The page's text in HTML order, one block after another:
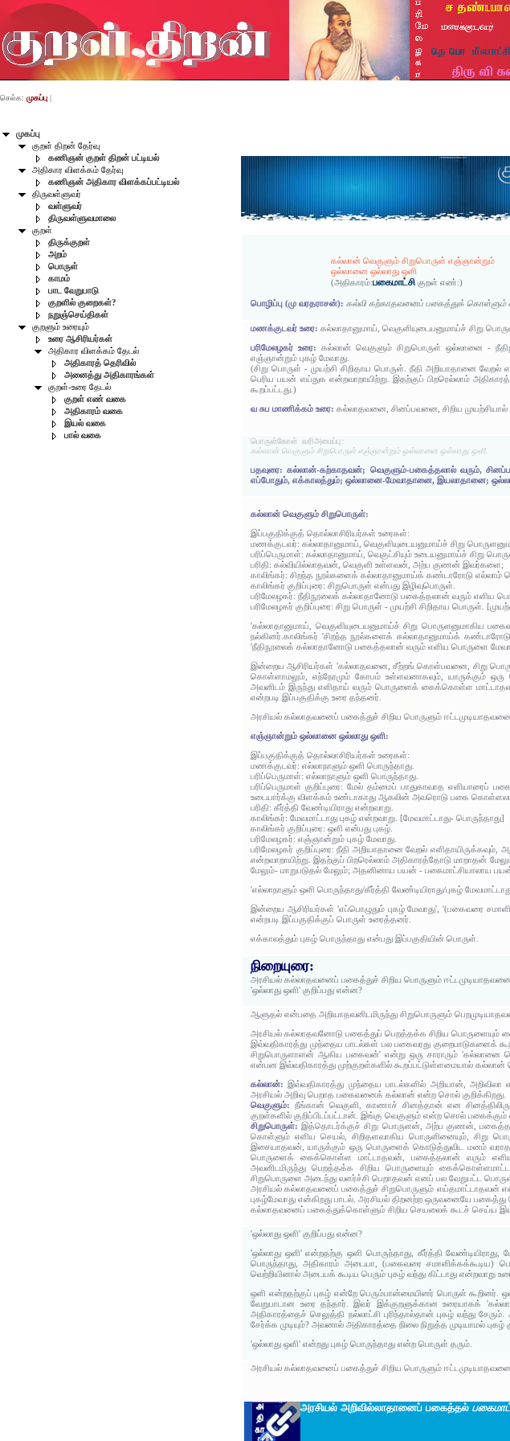
முகப்பு
குறள் திறன் தேர்வு
கணிஞன் குறள் திறன் பட்டியல்
அதிகார விளக்கம் தேர்வு
கணிஞன் அதிகார விளக்கப்பட்டியல்
திருவள்ளுவர்
வள்ளுவர்
திருவள்ளுவமாலை
குறள்
திருக்குறள்
அறம்
பொருள்
காமம்
பாட வேறுபாடு
குறளில் குறைகள்?
நறுஞ்செய்திகள்
குறளும் உரையும்
உரை ஆசிரியர்கள்
அதிகார விளக்கம் தேடல்
அதிகாரத் தெரிவில்
அனைத்து அதிகாரங்கள்
குறள்-உரை தேடல்
குறள் எண் வகை
அதிகாரம் வகை
இயல் வகை
பால் வகை
செல்க: முகப்பு |
கல்லான் வெகுளும் சிறுபொருள் எஞ்ஞான்றும்
ஒல்லானை ஒல்லாது ஒளி
(அதிகாரம்:பகைமாட்சி குறள் எண்:)
பொழிப்பு (மு வரதராசன்): கல்வி கற்காதவனைப் பகைத்துக் கொள்ளும்
மணக்குடவர் உரை:கல்லாதானுமாய், வெகுளியுடையனுமாய்ச் சிறு
பரிமேலழகர் உரை:கல்லான் வெகுளும் சிறுபொருள் ஒல்லானை -
எஞ்ஞான்றும் புகழ் மேவாது.
(சிறு பொருள் - முயற்சி சிறிதாய பொருள். நீதி அறியாதானை வேறல்
பெரிய பயன் எய்துக என்றவாறாயிற்று. இதற்குப் பிறரெல்லாம்
கூறப்பட்டது.)
வ சுப மாணிக்கம் உரை:கல்லாதவனை, சினப்பவனை, சிறிய
பொருள்கோள் வரிஅமைப்பு:
கல்லான் வெகுளும் சிறுபொருள் எஞ்ஞான்றும் ஒல்லானை ஒல்லாது ஒளி.
பதவுரை: கல்லான்-கற்காதவன்; வெகுளும்-பகைத்தலால் வரும்,
எப்போதும், எக்காலத்தும்; ஒல்லானை-மேவாதானை, இயலாதானை;
கல்லான் வெகுளும் சிறுபொருள்:
இப்பகுதிக்குத் தொல்லாசிரியர்கள் உரைகள்:
மணக்குடவர்: கல்லாதானுமாய், வெகுளியுடையனுமாய்ச் சிறு
பரிப்பெருமாள்: கல்லாதானுமாய், வெகுட்சியும் உடையனுமாய்ச் சிறு
பரிதி: கல்வியில்லாதவன், வெகுளி உள்ளவன், அற்ப குணன் இவர்களை;
காலிங்கர்: சிறந்த நூல்களைக் கல்லாதானுமாய்க் கண்டாரோடு எல்லாம்
காலிங்கர் குறிப்புரை: சிறுபொருள் என்பது இழிவுபொருள்.
பரிமேலழகர்: நீதிநூலைக் கல்லாதானோடு பகைத்தலான் வரும் எளிய
பரிமேலழகர் குறிப்புரை: சிறு பொருள் - முயற்சி சிறிதாய பொருள்.
'கல்லாதானுமாய், வெகுளியுடையனுமாய்ச் சிறு பொருளனுமாகிய
நல்கினர்.காலிங்கர் 'சிறந்த நூல்களைக் கல்லாதானுமாய்க்
'நீதிநூலைக் கல்லாதானோடு பகைத்தலான் வரும் எளிய பொருளை
இன்றைய ஆசிரியர்கள் 'கல்லாதவனை, சீற்றங் கொள்பவனை, சிறு
கொள்ளாமலும், எந்நேரமும் கோபம் உள்ளவனாகவும், யாருக்கும்
அவனிடம் இருந்து எளிதாய் வரும் பொருளைக் கைக்கொள்ள
என்றபடி இப்பகுதிக்கு உரை தந்தனர்.
அரசியல் கல்லாதவனைப் பகைத்துச் சிறிய பொருளும்
எஞ்ஞான்றும் ஒல்லானை ஒல்லாது ஒளி:
இப்பகுதிக்குத் தொல்லாசிரியர்கள் உரைகள்:
மணக்குடவர்: எல்லாநாளும் ஒளி பொருந்தாது.
பரிப்பெருமாள்: எல்லாநாளும் ஒளி பொருந்தாது.
பரிப்பெருமாள் குறிப்புரை: மேல் தம்மைப் பாதுகாவாத
உடையார்க்கு விளக்கம் உண்டாகாது ஆகலின் அவரொடு பகை
பரிதி: கீர்த்தி வேண்டியிராது என்றவாறு.
காலிங்கர்: மேவமாட்டாது புகழ் என்றவாறு. [மேவமாட்டாது- பொருந்தாது]
காலிங்கர் குறிப்புரை: ஒளி என்பது புகழ்.
பரிமேலழகர்: எஞ்ஞான்றும் புகழ் மேவாது.
பரிமேலழகர் குறிப்புரை: நீதி அறியாதானை வேறல்
என்றவாறாயிற்று. இதற்குப் பிறரெல்லாம் அதிகாரத்தோடு மாறாதன்
மேலும்- மாறுபடுதல் மேலும்; அதனினாய பயன் - பகைமாட்சியாலாய
'எல்லாநாளும் ஒளி பொருந்தாது/கீர்த்தி வேண்டியிராது/புகழ்
இன்றைய ஆசிரியர்கள் 'எப்பொழுதும் புகழ் மேவாது', '(பகைவரை
என்றபடி இப்பகுதிக்குப் பொருள் உரைத்தனர்.
எக்காலத்தும் புகழ் பொருந்தாது என்பது இப்பகுதியின் பொருள்.
நிறையுரை:
அரசியல் கல்லாதவனைப் பகைத்துச் சிறிய பொருளும்
'ஒல்லாது ஒளி' குறிப்பது என்ன?
ஆளுதல் என்பதை அறியாதவனிடமிருந்து சிறுபொருளும்
அரசியல் கல்லாதவனோடு பகைத்துப் பெறத்தக்க சிறிய பொருளையும்
இவ்வதிகாரத்து முந்தைய பாடல்கள் பல பகைவரது குறைபாடுகளைக்
சிறுபொருளாளன் ஆகிய பகைவன்' என்று ஒரு சாராரும் 'கல்லானை
என்பன இவ்வதிகாரத்து முற்குறள்களில் கூறப்பட்டுள்ளமையால்
கல்லான்: இவ்வதிகாரத்து முந்தைய பாடல்களில் அறியான்,
அரசியல் அறிவு பெறாத பகைவனைக் கல்லான் என்ற சொல் குறிக்கிறது.
வெகுளும்: நீங்கான் வெகுளி, காணாச் சினத்தான் என
குறள்களில் குறிப்பிடப்பட்டான். இங்கு வெகுளும் என்ற சொல்
சிறுபொருள்: இத்தொடர்க்குச் சிறு பொருளன், அற்ப குணன்,
கொள்ளும் எளிய செயல், சிறிதளவாகிய பொருளினையும், சிறு
இசையாதவன், யாருக்கும் ஒரு பொருளைக் கொடுத்துவிட மனம்
பொருளைக் கைக்கொள்ள மாட்டாதவன், பகைத்தலான் வரும் எளிய
அவனிடமிருந்து பெறத்தக்க சிறிய பொருளையும்
சிறுபொருளை அடைந்து வளர்ச்சி பெறாதவன் எனப் பல வேறுபட்ட
அரசியல் கல்லாதவனைப் பகைத்துச் சிறுபொருளும் எய்தமாட்டாதவன்
புகழ்மேவாது என்கிறது பாடல். அரசியல் திறனற்ற ஒருவனையே
கல்லாதவனைப் பகைத்துக்கொள்ளும் சிறிய செயலைக் கூடச் செய்ய
'ஒல்லாது ஒளி' குறிப்பது என்ன?
'ஒல்லாது ஒளி' என்றதற்கு ஒளி பொருந்தாது, கீர்த்தி வேண்டியிராது,
பொருந்தாது, அதிகாரம் அடையா, (பகைவரை சமாளிக்கக்கூடிய)
வெற்றியினால் அடையக் கூடிய பெரும் புகழ் வந்து கிட்டாது என்றவாறு
ஒளி என்றதற்குப் புகழ் என்றே பெரும்பான்மையினர் பொருள் கூறினர்.
வேறுபாடான உரை தந்தார். இவர் இக்குறளுக்கான உரையாகக்
அதிகாரத்தைச் செலுத்தி நல்லாட்சி புரிந்தால்தான் புகழ் வந்து
சேர்க்க முடியும்? அவனால் அதிகாரத்தை நிலை நிறுத்த முடியாமல்
'ஒல்லாது ஒளி' என்றது புகழ் பொருந்தாது என்ற பொருள் தரும்.
அரசியல் கல்லாதவனைப் பகைத்துச் சிறிய பொருளும் ஈட்டமுடியாதவனை
அரசியல் அறிவில்லாதானைப் பகைத்தல்